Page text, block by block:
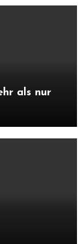
als nur